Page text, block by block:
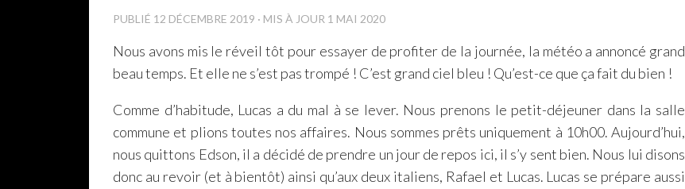
PUBLIÉ 12 DÉCEMBRE 2019 · MIS À JOUR 1 MAI 2020
Nous avons mis le réveil tôt pour essayer de profiter de la journée, la météo a annoncé grand
beau temps. Et elle ne s’est pas trompé ! C’est grand ciel bleu ! Qu’est-ce que ça fait du bien !
Comme d’habitude, Lucas a du mal à se lever. Nous prenons le petit-déjeuner dans la salle
commune et plions toutes nos affaires. Nous sommes prêts uniquement à 10h00. Aujourd’hui,
nous quittons Edson, il a décidé de prendre un jour de repos ici, il s’y sent bien. Nous lui disons
donc au revoir (et à bientôt) ainsi qu’aux deux italiens, Rafael et Lucas. Lucas se prépare aussi